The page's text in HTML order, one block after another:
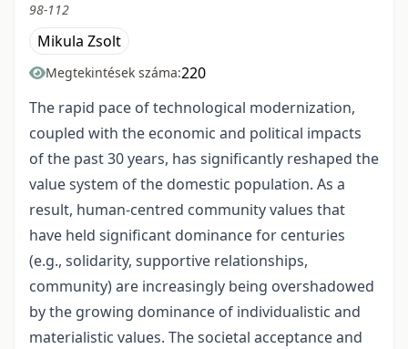
98-112
Mikula Zsolt
Megtekintések száma:220
The rapid pace of technological modernization,
coupled with the economic and political impacts
of the past 30 years, has significantly reshaped the
value system of the domestic population. As a
result, human-centred community values that
have held significant dominance for centuries
(e.g., solidarity, supportive relationships,
community) are increasingly being overshadowed
by the growing dominance of individualistic and
materialistic values. The societal acceptance and